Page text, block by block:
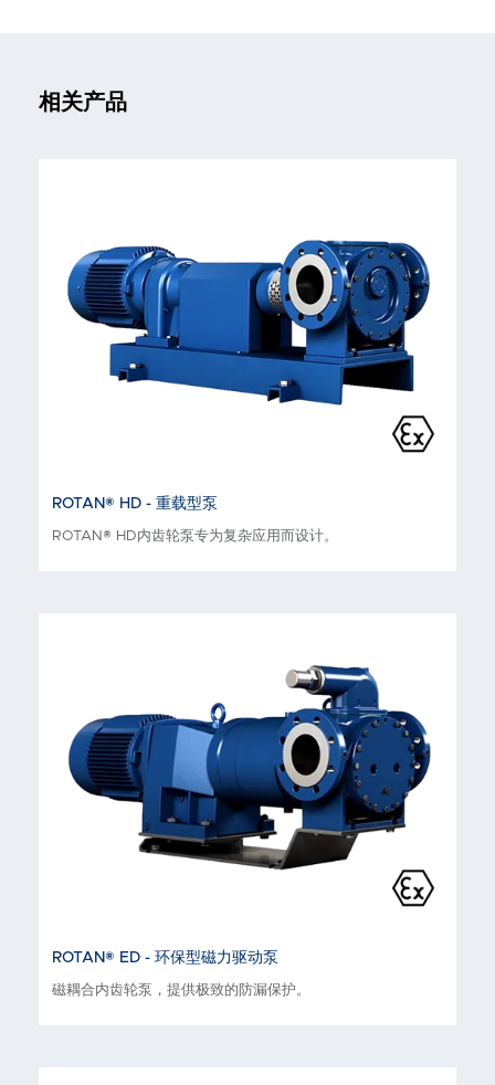
相关产品
ROTAN® HD - 重载型泵
ROTAN® HD内齿轮泵专为复杂应用而设计。
ROTAN® ED - 环保型磁力驱动泵
磁耦合内齿轮泵，提供极致的防漏保护。